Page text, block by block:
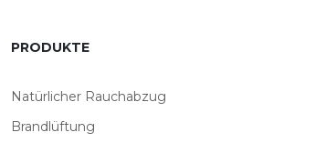
PRODUKTE
Natürlicher Rauchabzug
Brandlüftung